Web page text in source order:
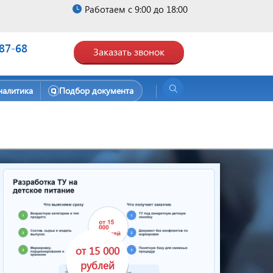
Работаем с 9:00 до 18:00
68 Заказать звонок
Подбор документа
от 15 000
рублей